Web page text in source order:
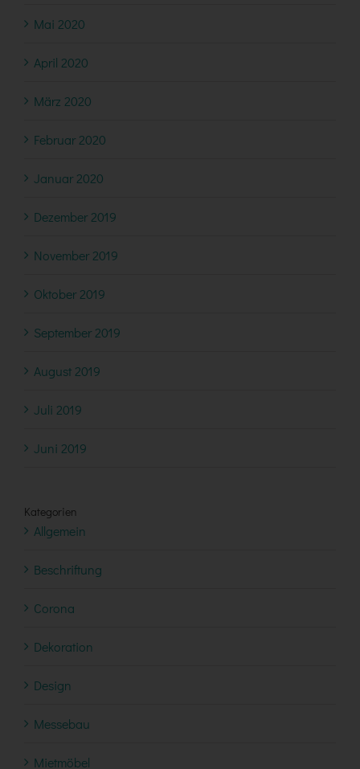
Mai 2020
April 2020
März 2020
Februar 2020
Januar 2020
Dezember 2019
November 2019
Oktober 2019
September 2019
August 2019
Juli 2019
Juni 2019
Kategorien
Allgemein
Beschriftung
Corona
Dekoration
Design
Messebau
Mietmöbel